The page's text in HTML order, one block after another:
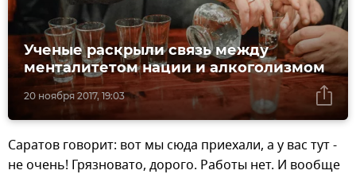
20 ноября 2017, 19:03
Ученые раскрыли связь между
менталитетом нации и алкоголизмом
Саратов говорит: вот мы сюда приехали, а у вас тут -
не очень! Грязновато, дорого. Работы нет. И вообще